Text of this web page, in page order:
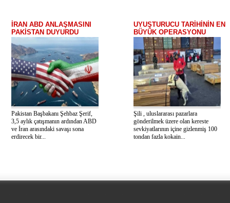
İRAN ABD ANLAŞMASINI
PAKİSTAN DUYURDU
Pakistan Başbakanı Şehbaz Şerif,
3,5 aylık çatışmanın ardından ABD
ve İran arasındaki savaşı sona
erdirecek bir...
UYUŞTURUCU TARİHİNİN EN
BÜYÜK OPERASYONU
Şili , uluslararası pazarlara
gönderilmek üzere olan kereste
sevkiyatlarının içine gizlenmiş 100
tondan fazla kokain...